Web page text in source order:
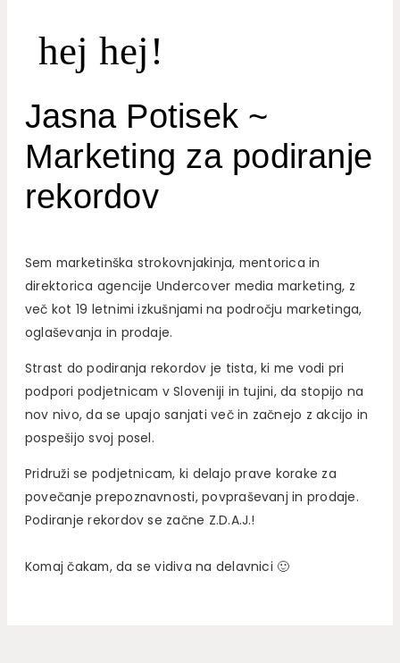
hej hej!
Jasna Potisek ~
Marketing za podiranje
rekordov
Sem marketinška strokovnjakinja, mentorica in
direktorica agencije Undercover media marketing, z
več kot 19 letnimi izkušnjami na področju marketinga,
oglaševanja in prodaje.
Strast do podiranja rekordov je tista, ki me vodi pri
podpori podjetnicam v Sloveniji in tujini, da stopijo na
nov nivo, da se upajo sanjati več in začnejo z akcijo in
pospešijo svoj posel.
Pridruži se podjetnicam, ki delajo prave korake za
povečanje prepoznavnosti, povpraševanj in prodaje.
Podiranje rekordov se začne Z.D.A.J.!
Komaj čakam, da se vidiva na delavnici 🙂